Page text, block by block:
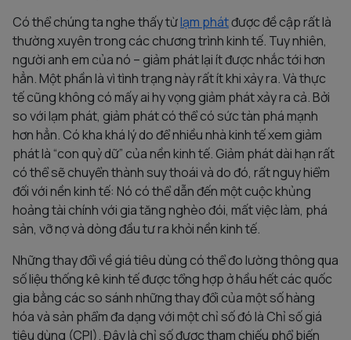
Có thể chúng ta nghe thấy từlạm phátđược đề cập rất là
thường xuyên trong các chương trình kinh tế. Tuy nhiên,
người anh em của nó – giảm phát lại ít được nhắc tới hơn
hẳn. Một phần là vì tình trạng này rất ít khi xảy ra. Và thực
tế cũng không có mấy ai hy vọng giảm phát xảy ra cả. Bởi
so với lạm phát, giảm phát có thể có sức tàn phá mạnh
hơn hẳn. Có kha khá lý do để nhiều nhà kinh tế xem giảm
phát là “con quỷ dữ” của nền kinh tế. Giảm phát dài hạn rất
có thể sẽ chuyển thành suy thoái và do đó, rất nguy hiểm
đối với nền kinh tế: Nó có thể dẫn đến một cuộc khủng
hoảng tài chính với gia tăng nghèo đói, mất việc làm, phá
sản, vỡ nợ và dòng đầu tư ra khỏi nền kinh tế.
Những thay đổi về giá tiêu dùng có thể đo lường thông qua
số liệu thống kê kinh tế được tổng hợp ở hầu hết các quốc
gia bằng các so sánh những thay đổi của một số hàng
hóa và sản phẩm đa dạng với một chỉ số đó là Chỉ số giá
tiêu dùng (CPI). Đây là chỉ số được tham chiếu phổ biến